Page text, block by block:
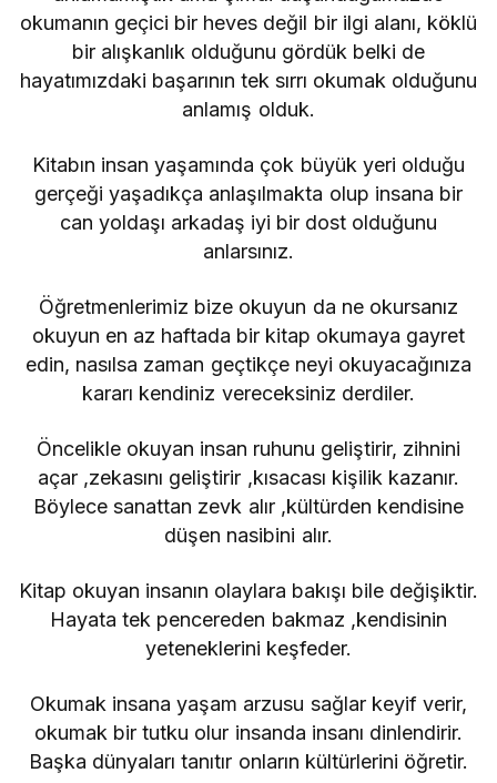
okumanın geçici bir heves değil bir ilgi alanı, köklü
bir alışkanlık olduğunu gördük belki de
hayatımızdaki başarının tek sırrı okumak olduğunu
anlamış olduk.
Kitabın insan yaşamında çok büyük yeri olduğu
gerçeği yaşadıkça anlaşılmakta olup insana bir
can yoldaşı arkadaş iyi bir dost olduğunu
anlarsınız.
Öğretmenlerimiz bize okuyun da ne okursanız
okuyun en az haftada bir kitap okumaya gayret
edin, nasılsa zaman geçtikçe neyi okuyacağınıza
kararı kendiniz vereceksiniz derdiler.
Öncelikle okuyan insan ruhunu geliştirir, zihnini
açar ,zekasını geliştirir ,kısacası kişilik kazanır.
Böylece sanattan zevk alır ,kültürden kendisine
düşen nasibini alır.
Kitap okuyan insanın olaylara bakışı bile değişiktir.
Hayata tek pencereden bakmaz ,kendisinin
yeteneklerini keşfeder.
Okumak insana yaşam arzusu sağlar keyif verir,
okumak bir tutku olur insanda insanı dinlendirir.
Başka dünyaları tanıtır onların kültürlerini öğretir.